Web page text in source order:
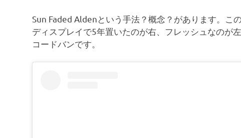
Sun Faded Aldenという手法？概念？があります。こ
ディスプレイで5年置いたのが右、フレッシュなのが
コードバンです。